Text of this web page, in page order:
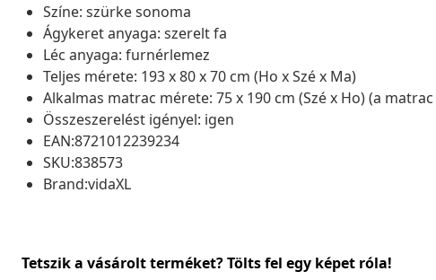
Színe: szürke sonoma
Ágykeret anyaga: szerelt fa
Léc anyaga: furnérlemez
Teljes mérete: 193 x 80 x 70 cm (Ho x Szé x Ma)
Alkalmas matrac mérete: 75 x 190 cm (Szé x Ho) (a
Összeszerelést igényel: igen
EAN:8721012239234
SKU:838573
Brand:vidaXL
Tetszik a vásárolt terméket? Tölts fel egy képet róla!